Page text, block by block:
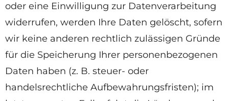
oder eine Einwilligung zur Datenverarbeitung
widerrufen, werden Ihre Daten gelöscht, sofern
wir keine anderen rechtlich zulässigen Gründe
für die Speicherung Ihrer personenbezogenen
Daten haben (z. B. steuer- oder
handelsrechtliche Aufbewahrungsfristen); im